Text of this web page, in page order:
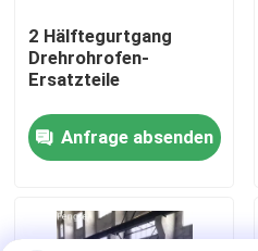
Fabrik-Ausflug
Treten Sie mit uns in
Nachrichten
2 Hälftegurtgang
Drehrohrofen-
Ersatzteile
Anfrage absenden